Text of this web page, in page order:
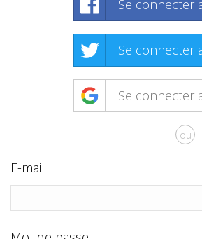
Se connecter
Se connecter
Se connecter
ou
E-mail